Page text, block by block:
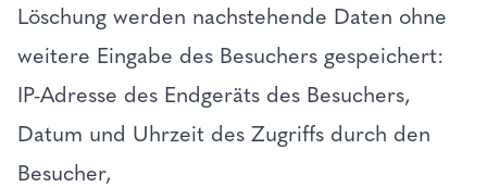
Löschung werden nachstehende Daten ohne
weitere Eingabe des Besuchers gespeichert:
IP-Adresse des Endgeräts des Besuchers,
Datum und Uhrzeit des Zugriffs durch den
Besucher,